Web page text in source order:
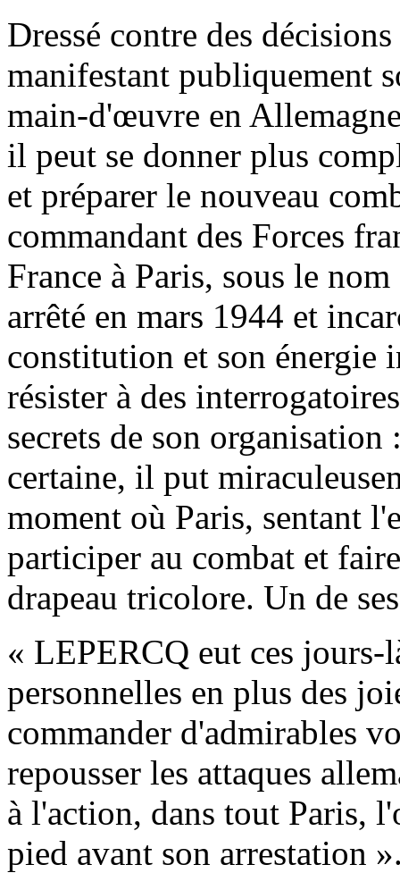
Dressé contre des
manifestant publiquement
main-d'œuvre en
il peut se donner plus
et préparer le nouveau
commandant des Forces
France à Paris, sous le
arrêté en mars 1944 et
constitution et son énergie
résister à des
secrets de son
certaine, il put
moment où Paris, sentant
participer au combat et
drapeau tricolore. Un de
« LEPERCQ eut ces jours-
personnelles en plus des
commander d'admirables
repousser les attaques
à l'action, dans tout Paris,
pied avant son arrestation